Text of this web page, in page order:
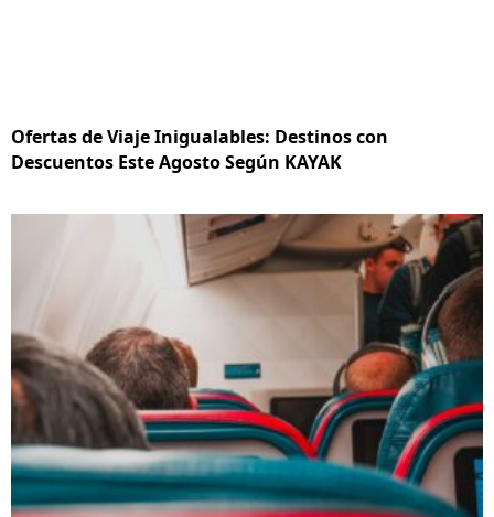
Ofertas de Viaje Inigualables: Destinos con
Descuentos Este Agosto Según KAYAK